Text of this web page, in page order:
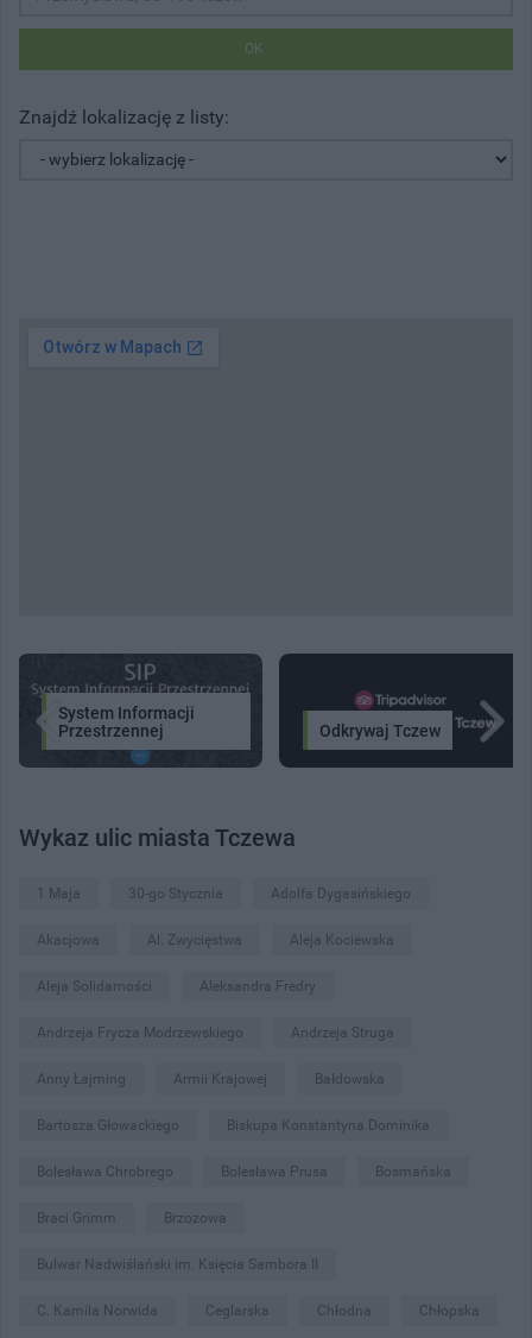
OK
Znajdź lokalizację z listy:
System Informacji
Przestrzennej
Odkrywaj Tczew
Wykaz ulic miasta Tczewa
1 Maja 30-go Stycznia Adolfa Dygasińskiego
Akacjowa Al. Zwycięstwa Aleja Kociewska
Aleja Solidarności Aleksandra Fredry
Andrzeja Frycza Modrzewskiego Andrzeja Struga
Anny Łajming Armii Krajowej Bałdowska
Bartosza Głowackiego Biskupa Konstantyna Dominika
Bolesława Chrobrego Bolesława Prusa Bosmańska
Braci Grimm Brzozowa
Bulwar Nadwiślański im. Księcia Sambora II
C. Kamila Norwida Ceglarska Chłodna Chłopska